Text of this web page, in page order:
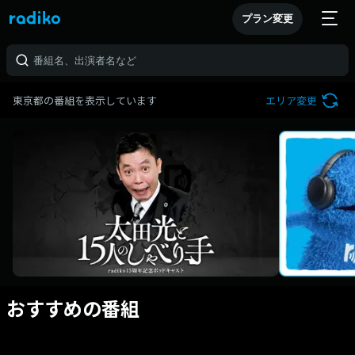
プラン変更
東京都の番組を表示しています エリア変更
おすすめの番組